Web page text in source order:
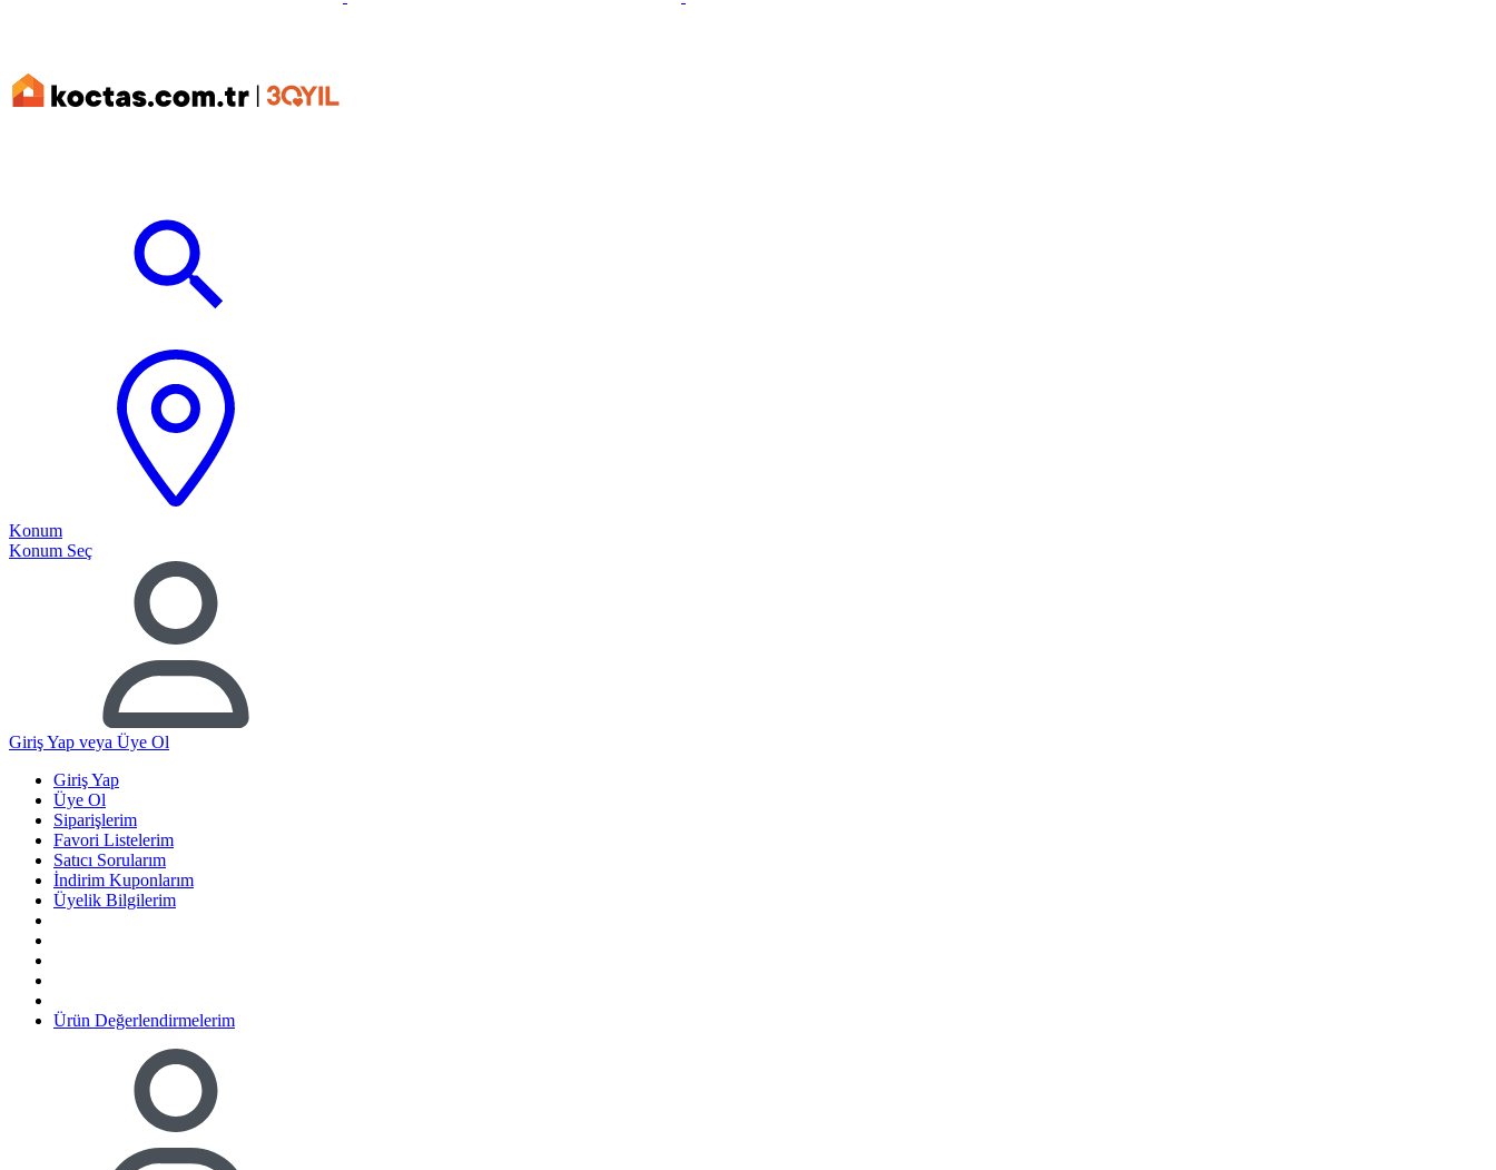
Konum
Konum Seç
Giriş Yap veya Üye Ol
Giriş Yap
Üye Ol
Siparişlerim
Favori Listelerim
Satıcı Sorularım
İndirim Kuponlarım
Üyelik Bilgilerim
Ürün Değerlendirmelerim